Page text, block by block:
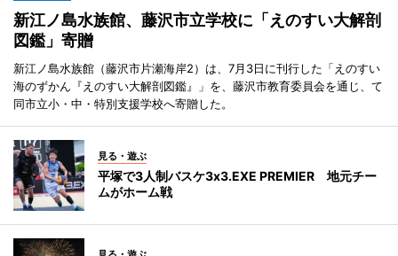
新江ノ島水族館、藤沢市立学校に「えのすい大解剖
図鑑」寄贈
新江ノ島水族館（藤沢市片瀬海岸2）は、7月3日に刊行した「えのすい
海のずかん『えのすい大解剖図鑑』」を、藤沢市教育委員会を通じ、て
同市立小・中・特別支援学校へ寄贈した。
見る・遊ぶ
平塚で3人制バスケ3x3.EXE PREMIER 地元チー
ムがホーム戦